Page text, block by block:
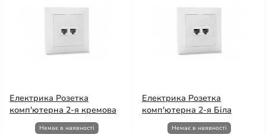
Електрика Розетка
комп'ютерна 2-я кремова
Немає в наявності
Електрика Розетка
комп'ютерна 2-я Біла
Немає в наявності